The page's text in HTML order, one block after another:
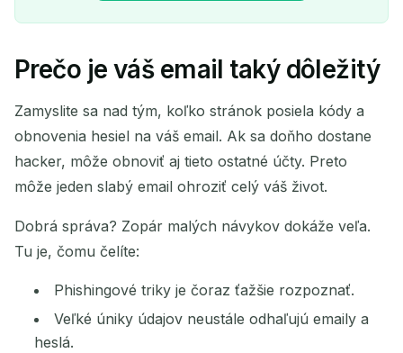
Vaša dočasná e-mailová
adresa:
Odstrániť vybrané Zmeniť e-mail
Prečo je váš email taký dôležitý
Zamyslite sa nad tým, koľko stránok posiela kódy a
obnovenia hesiel na váš email. Ak sa doňho dostane
hacker, môže obnoviť aj tieto ostatné účty. Preto
môže jeden slabý email ohroziť celý váš život.
Dobrá správa? Zopár malých návykov dokáže veľa.
Tu je, čomu čelíte:
Phishingové triky je čoraz ťažšie rozpoznať.
Veľké úniky údajov neustále odhaľujú emaily a
heslá.